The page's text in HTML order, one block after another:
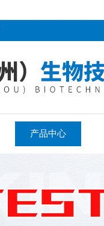
产品中心